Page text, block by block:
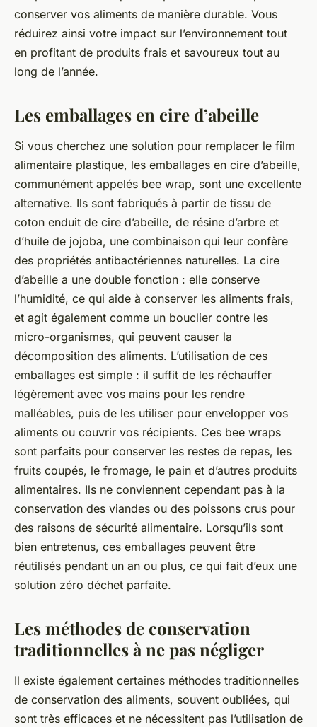
conserver vos aliments de manière durable. Vous
réduirez ainsi votre impact sur l’environnement tout
en profitant de produits frais et savoureux tout au
long de l’année.
Les emballages en cire d’abeille
Si vous cherchez une solution pour remplacer le film
alimentaire plastique, les emballages en cire d’abeille,
communément appelés bee wrap, sont une excellente
alternative. Ils sont fabriqués à partir de tissu de
coton enduit de cire d’abeille, de résine d’arbre et
d’huile de jojoba, une combinaison qui leur confère
des propriétés antibactériennes naturelles. La cire
d’abeille a une double fonction : elle conserve
l’humidité, ce qui aide à conserver les aliments frais,
et agit également comme un bouclier contre les
micro-organismes, qui peuvent causer la
décomposition des aliments. L’utilisation de ces
emballages est simple : il suffit de les réchauffer
légèrement avec vos mains pour les rendre
malléables, puis de les utiliser pour envelopper vos
aliments ou couvrir vos récipients. Ces bee wraps
sont parfaits pour conserver les restes de repas, les
fruits coupés, le fromage, le pain et d’autres produits
alimentaires. Ils ne conviennent cependant pas à la
conservation des viandes ou des poissons crus pour
des raisons de sécurité alimentaire. Lorsqu’ils sont
bien entretenus, ces emballages peuvent être
réutilisés pendant un an ou plus, ce qui fait d’eux une
solution zéro déchet parfaite.
Les méthodes de conservation
traditionnelles à ne pas négliger
Il existe également certaines méthodes traditionnelles
de conservation des aliments, souvent oubliées, qui
sont très efficaces et ne nécessitent pas l’utilisation de